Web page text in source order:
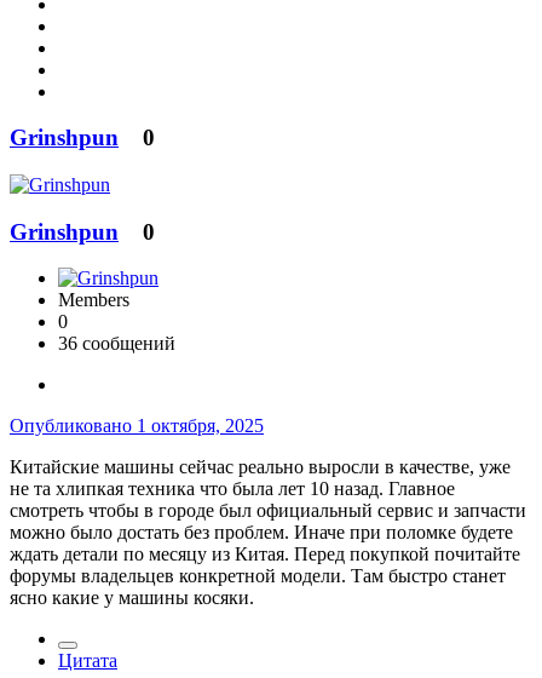
Grinshpun 0
Grinshpun 0
Members
0
36 сообщений
Опубликовано 1 октября, 2025
Китайские машины сейчас реально выросли в качестве, уже
не та хлипкая техника что была лет 10 назад. Главное
смотреть чтобы в городе был официальный сервис и запчасти
можно было достать без проблем. Иначе при поломке будете
ждать детали по месяцу из Китая. Перед покупкой почитайте
форумы владельцев конкретной модели. Там быстро станет
ясно какие у машины косяки.
Цитата